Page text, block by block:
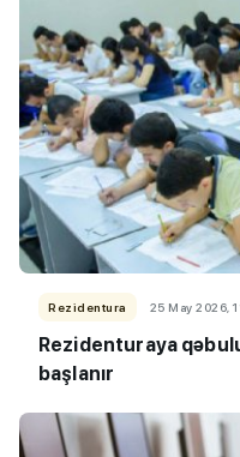
Rezidentura 25 May 2026,
Rezidenturaya
başlanır